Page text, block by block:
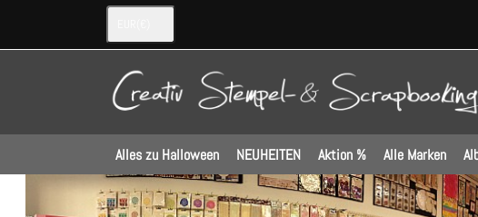
Alles zu Halloween NEUHEITEN Aktion % Alle Marken